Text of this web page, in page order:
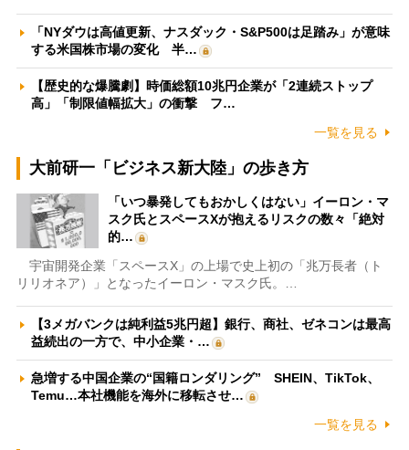
「NYダウは高値更新、ナスダック・S&P500は足踏み」が意味
する米国株市場の変化 半…
【歴史的な爆騰劇】時価総額10兆円企業が「2連続ストップ
高」「制限値幅拡大」の衝撃 フ…
一覧を見る
大前研一「ビジネス新大陸」の歩き方
「いつ暴発してもおかしくはない」イーロン・マ
スク氏とスペースXが抱えるリスクの数々「絶対
的…
宇宙開発企業「スペースX」の上場で史上初の「兆万長者（ト
リリオネア）」となったイーロン・マスク氏。…
【3メガバンクは純利益5兆円超】銀行、商社、ゼネコンは最高
益続出の一方で、中小企業・…
急増する中国企業の“国籍ロンダリング” SHEIN、TikTok、
Temu…本社機能を海外に移転させ…
一覧を見る